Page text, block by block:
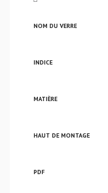
NOM DU VERRE
INDICE
MATIÈRE
HAUT DE MONTAGE
PDF